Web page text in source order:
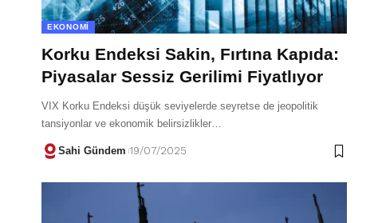
EKONOMI
Korku Endeksi Sakin, Fırtına Kapıda:
Piyasalar Sessiz Gerilimi Fiyatlıyor
VIX Korku Endeksi düşük seviyelerde seyretse de jeopolitik
tansiyonlar ve ekonomik belirsizlikler…
Sahi Gündem 19/07/2025